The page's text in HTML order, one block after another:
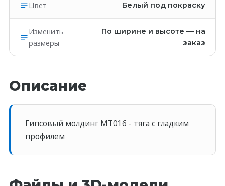
Цвет Белый под покраску
Изменить
размеры
По ширине и высоте — на
заказ
Описание
Гипсовый молдинг MT016 - тяга с гладким
профилем